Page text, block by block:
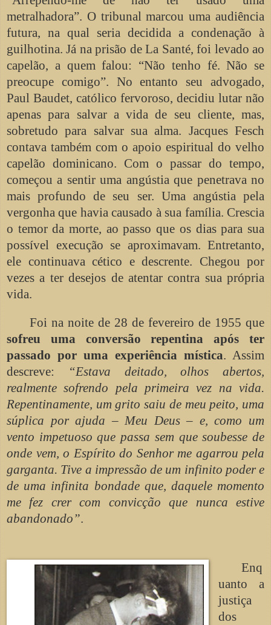
metralhadora”. O tribunal marcou uma audiência
futura, na qual seria decidida a condenação à
guilhotina. Já na prisão de La Santé, foi levado ao
capelão, a quem falou: “Não tenho fé. Não se
preocupe comigo”. No entanto seu advogado,
Paul Baudet, católico fervoroso, decidiu lutar não
apenas para salvar a vida de seu cliente, mas,
sobretudo para salvar sua alma. Jacques Fesch
contava também com o apoio espiritual do velho
capelão dominicano. Com o passar do tempo,
começou a sentir uma angústia que penetrava no
mais profundo de seu ser. Uma angústia pela
vergonha que havia causado à sua família. Crescia
o temor da morte, ao passo que os dias para sua
possível execução se aproximavam. Entretanto,
ele continuava cético e descrente. Chegou por
vezes a ter desejos de atentar contra sua própria
vida.
Foi na noite de 28 de fevereiro de 1955 que
sofreu uma conversão repentina após ter
passado por uma experiência mística. Assim
descreve:
“Estava deitado, olhos abertos,
realmente sofrendo pela primeira vez na vida.
Repentinamente, um grito saiu de meu peito, uma
súplica por ajuda – Meu Deus – e, como um
vento impetuoso que passa sem que soubesse de
onde vem, o Espírito do Senhor me agarrou pela
garganta. Tive a impressão de um infinito poder e
de uma infinita bondade que, daquele momento
me fez crer com convicção que nunca estive
abandonado”.
Enq
uanto a
justiça
dos